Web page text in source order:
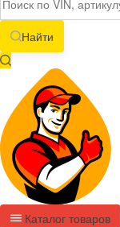
Найти
Каталог товаров